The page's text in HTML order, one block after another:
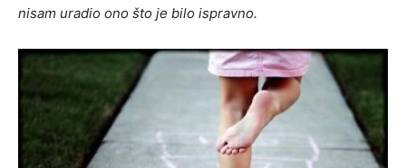
nisam uradio ono što je bilo ispravno.